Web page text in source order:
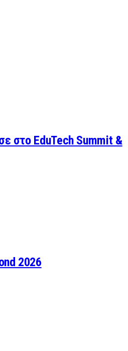
στο EduTech Summit &
2026